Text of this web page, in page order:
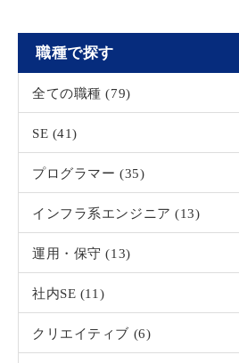
職種で探す
全ての職種 (79)
SE (41)
プログラマー (35)
インフラ系エンジニア (13)
運用・保守 (13)
社内SE (11)
クリエイティブ (6)